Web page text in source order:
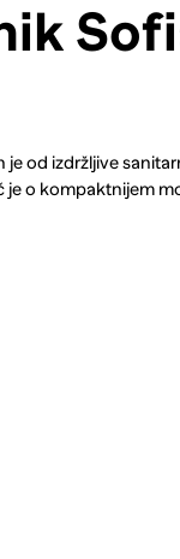
je od izdržljive
je o kompaktnijem